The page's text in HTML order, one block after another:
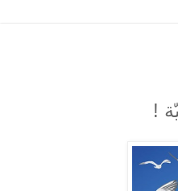
!